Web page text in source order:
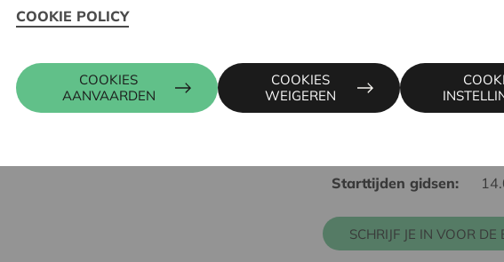
tempo. Op het eindpunt
Start:
Starttijden gidsen:
SCHRIJF JE IN VOOR
COOKIE POLICY
COOKIES
AANVAARDEN
COOKIES
WEIGEREN